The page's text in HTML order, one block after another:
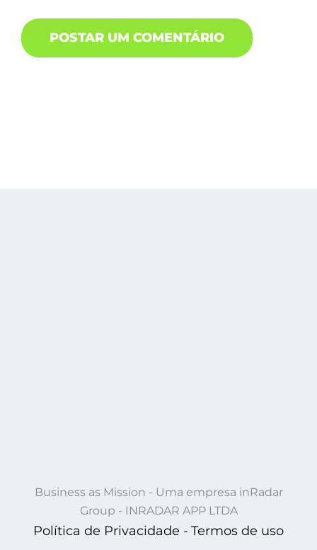
Business as Mission - Uma empresa inRadar
Group - INRADAR APP LTDA
Política de Privacidade - Termos de uso